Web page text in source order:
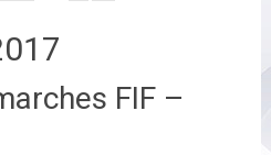
FIF –